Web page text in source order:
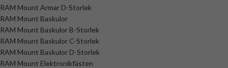
RAM Mount Armar D-Storlek
RAM Mount Baskulor
RAM Mount Baskulor B-Storlek
RAM Mount Baskulor C-Storlek
RAM Mount Baskulor D-Storlek
RAM Mount Elektronikfästen